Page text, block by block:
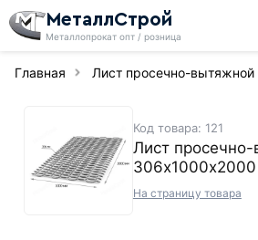
МеталлСтрой
Металлопрокат опт / розница
Главная Лист просечно-
Код товара: 121
Лист
На страницу товара